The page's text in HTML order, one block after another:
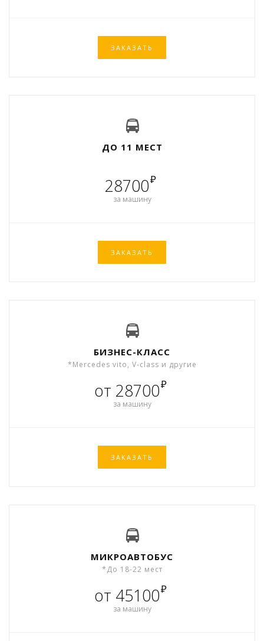
ЗАКАЗАТЬ
ДО 11 МЕСТ
28700₽
за машину
ЗАКАЗАТЬ
БИЗНЕС-КЛАСС
*Mercedes vito, V-class и другие
от 28700₽
за машину
ЗАКАЗАТЬ
МИКРОАВТОБУС
*До 18-22 мест
от 45100₽
за машину